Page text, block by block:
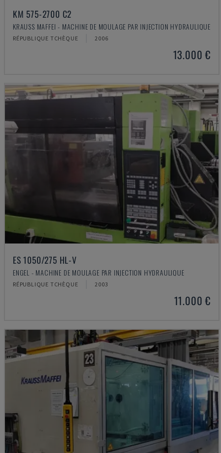
KM 575-2700 C2
KRAUSS MAFFEI - MACHINE DE MOULAGE PAR INJECTION HYDRAULIQUE
RÉPUBLIQUE TCHÈQUE 2006
13.000 €
ES 1050/275 HL-V
ENGEL - MACHINE DE MOULAGE PAR INJECTION HYDRAULIQUE
RÉPUBLIQUE TCHÈQUE 2003
11.000 €